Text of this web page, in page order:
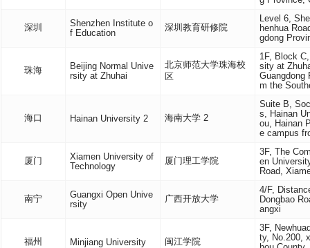
深圳
Shenzhen Institute o
f Education
深圳教育研修院
Level 6,
henhua
gdong
珠海
Beijing Normal Unive
rsity at Zhuhai
北京师范大学珠海校
区
1F, Block
sity at
Guangdong
m the
海口 Hainan University 2 海南大学 2
Suite B,
s, Hainan
ou, Hainan
e campus
厦门
Xiamen University of
Technology
厦门理工学院
3F, The
en
Road,
南宁
Guangxi Open Unive
rsity
广西开放大学
4/F,
Dongbao
angxi
福州 Minjiang University 闽江学院
3F,
ty, No.200,